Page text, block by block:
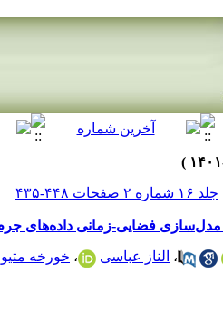
جلد ۱۶ شماره ۲ صفحات ۴۴۸-۴۳۵
فضایی-زمانی داده‌ها‌ی
، الناز عباسی ، خورخه متیو